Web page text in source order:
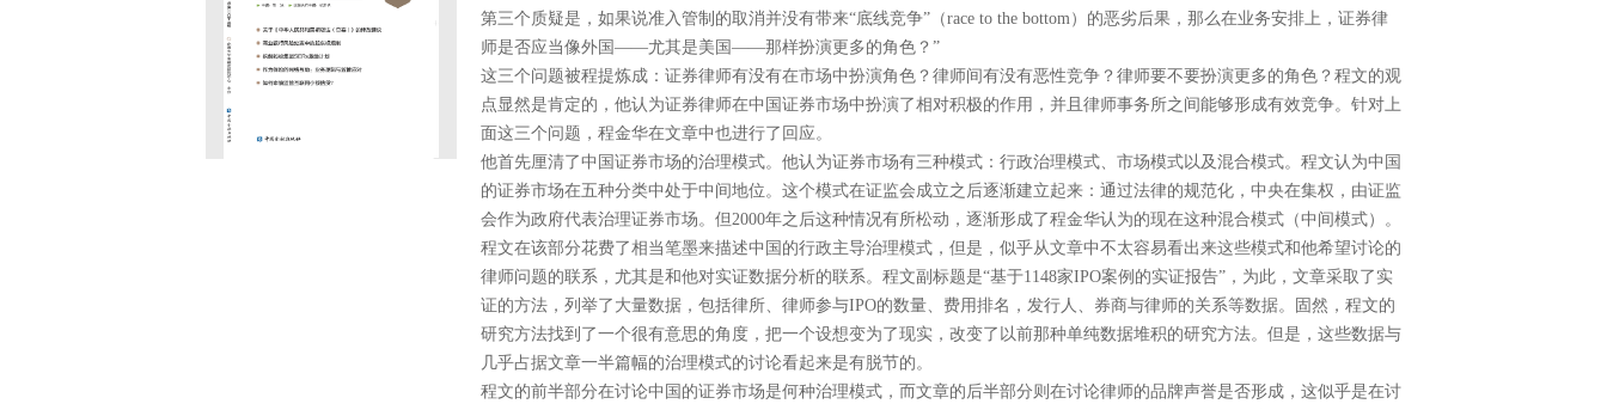
第三个质疑是，如果说准入管制的取消并没有带来“底线竞争”（race to the bottom）的恶劣后果，那么在业务安排上，证券律
师是否应当像外国——尤其是美国——那样扮演更多的角色？”
这三个问题被程提炼成：证券律师有没有在市场中扮演角色？律师间有没有恶性竞争？律师要不要扮演更多的角色？程文的观
点显然是肯定的，他认为证券律师在中国证券市场中扮演了相对积极的作用，并且律师事务所之间能够形成有效竞争。针对上
面这三个问题，程金华在文章中也进行了回应。
他首先厘清了中国证券市场的治理模式。他认为证券市场有三种模式：行政治理模式、市场模式以及混合模式。程文认为中国
的证券市场在五种分类中处于中间地位。这个模式在证监会成立之后逐渐建立起来：通过法律的规范化，中央在集权，由证监
会作为政府代表治理证券市场。但2000年之后这种情况有所松动，逐渐形成了程金华认为的现在这种混合模式（中间模式）。
程文在该部分花费了相当笔墨来描述中国的行政主导治理模式，但是，似乎从文章中不太容易看出来这些模式和他希望讨论的
律师问题的联系，尤其是和他对实证数据分析的联系。程文副标题是“基于1148家IPO案例的实证报告”，为此，文章采取了实
证的方法，列举了大量数据，包括律所、律师参与IPO的数量、费用排名，发行人、券商与律师的关系等数据。固然，程文的
研究方法找到了一个很有意思的角度，把一个设想变为了现实，改变了以前那种单纯数据堆积的研究方法。但是，这些数据与
几乎占据文章一半篇幅的治理模式的讨论看起来是有脱节的。
程文的前半部分在讨论中国的证券市场是何种治理模式，而文章的后半部分则在讨论律师的品牌声誉是否形成，这似乎是在讨